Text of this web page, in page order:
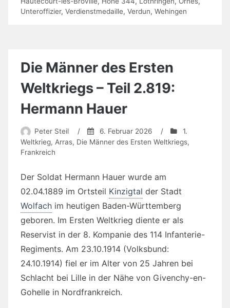
Unteroffizier, Verdienstmedaille, Verdun, Wehingen
Die Männer des Ersten
Weltkriegs – Teil 2.819:
Hermann Hauer
Peter Steil / 6. Februar 2026 /
1.
Weltkrieg, Arras, Die Männer des Ersten Weltkriegs,
Frankreich
Der Soldat Hermann Hauer wurde am
02.04.1889 im Ortsteil Kinzigtal der Stadt
Wolfach im heutigen Baden-Württemberg
geboren. Im Ersten Weltkrieg diente er als
Reservist in der 8. Kompanie des 114 Infanterie-
Regiments. Am 23.10.1914 (Volksbund:
24.10.1914) fiel er im Alter von 25 Jahren bei
Schlacht bei Lille in der Nähe von Givenchy-en-
Gohelle in Nordfrankreich.